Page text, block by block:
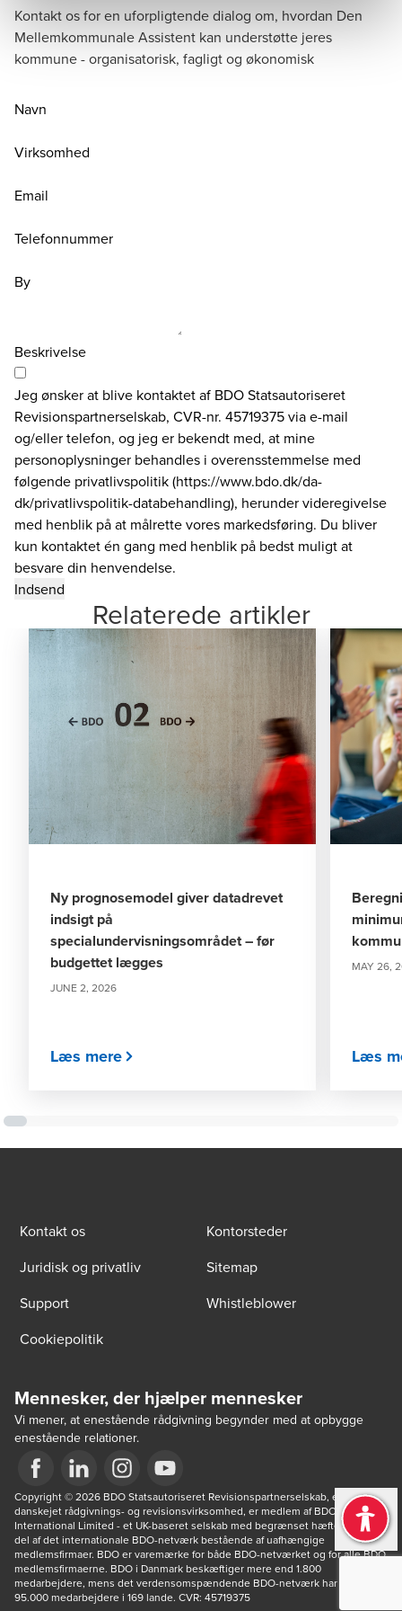
Kontakt os for en uforpligtende dialog om, hvordan Den
Mellemkommunale Assistent kan understøtte jeres
kommune - organisatorisk, fagligt og økonomisk
Navn
Virksomhed
Email
Telefonnummer
By
Beskrivelse
Jeg ønsker at blive kontaktet af BDO Statsautoriseret
Revisionspartnerselskab, CVR-nr. 45719375 via e-mail
og/eller telefon, og jeg er bekendt med, at mine
personoplysninger behandles i overensstemmelse med
følgende privatlivspolitik (https://www.bdo.dk/da-
dk/privatlivspolitik-databehandling), herunder videregivelse
med henblik på at målrette vores markedsføring. Du bliver
kun kontaktet én gang med henblik på bedst muligt at
besvare din henvendelse.
Relaterede artikler
Ny prognosemodel giver datadrevet
indsigt på
specialundervisningsområdet – før
budgettet lægges
JUNE 2, 2026
Læs mere
MAY 26,
Læs
Kontakt os
Kontorsteder
Juridisk og privatliv
Sitemap
Support
Whistleblower
Cookiepolitik
Mennesker, der hjælper mennesker
Vi mener, at enestående rådgivning begynder med at opbygge
enestående relationer.
Opens in a new window/tab
Opens in a new window/tab
Opens in a new window/tab
Opens in a new window/tab
Copyright © 2026 BDO Statsautoriseret Revisionspartnerselskab, en
danskejet rådgivnings- og revisionsvirksomhed, er medlem af BDO
International Limited - et UK-baseret selskab med begrænset hæftelse - og
del af det internationale BDO-netværk bestående af uafhængige
medlemsfirmaer. BDO er varemærke for både BDO-netværket og for alle BDO
medlemsfirmaerne. BDO i Danmark beskæftiger mere end 1.800
medarbejdere, mens det verdensomspændende BDO-netværk har ca.
95.000 medarbejdere i 169 lande. CVR: 45719375